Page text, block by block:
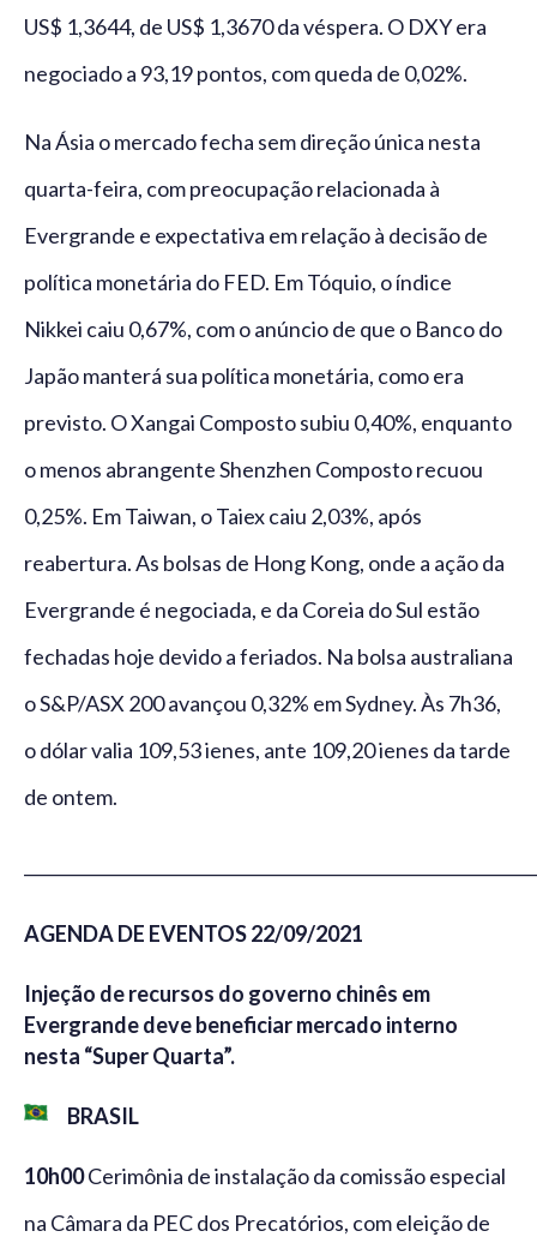
US$ 1,3644, de US$ 1,3670 da véspera. O DXY era
negociado a 93,19 pontos, com queda de 0,02%.
Na Ásia o mercado fecha sem direção única nesta
quarta-feira, com preocupação relacionada à
Evergrande e expectativa em relação à decisão de
política monetária do FED. Em Tóquio, o índice
Nikkei caiu 0,67%, com o anúncio de que o Banco do
Japão manterá sua política monetária, como era
previsto. O Xangai Composto subiu 0,40%, enquanto
o menos abrangente Shenzhen Composto recuou
0,25%. Em Taiwan, o Taiex caiu 2,03%, após
reabertura. As bolsas de Hong Kong, onde a ação da
Evergrande é negociada, e da Coreia do Sul estão
fechadas hoje devido a feriados. Na bolsa australiana
o S&P/ASX 200 avançou 0,32% em Sydney. Às 7h36,
o dólar valia 109,53 ienes, ante 109,20 ienes da tarde
de ontem.
AGENDA DE EVENTOS 22/09/2021
Injeção de recursos do governo chinês em
Evergrande deve beneficiar mercado interno
nesta “Super Quarta”.
BRASIL
10h00Cerimônia de instalação da comissão especial
na Câmara da PEC dos Precatórios, com eleição de